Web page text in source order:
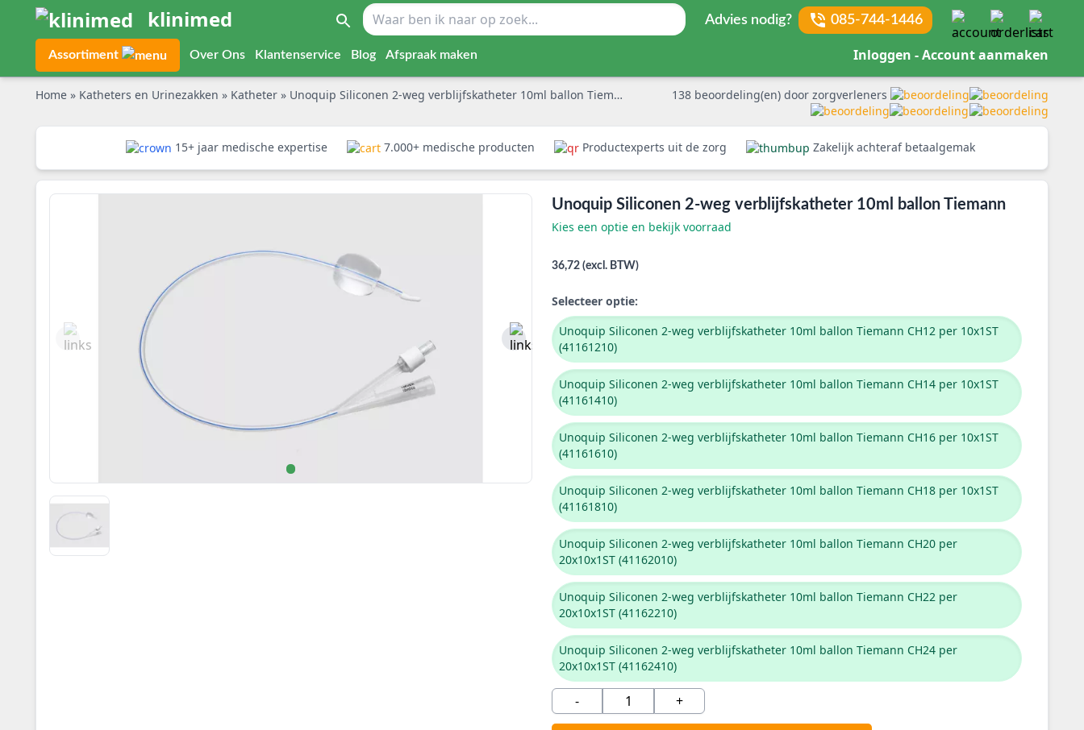
klinimed Advies nodig? 085-744-1446
Assortiment Over Ons Klantenservice Blog Afspraak maken Inloggen - Account aanmaken
Home » Katheters en Urinezakken » Katheter » Unoquip Siliconen 2-weg verblijfskatheter 10ml ballon Tiemann 138 beoordeling(en) door zorgverleners
15+ jaar medische expertise 7.000+ medische producten Productexperts uit de zorg Zakelijk achteraf betaalgemak
Unoquip Siliconen 2-weg verblijfskatheter 10ml ballon Tiemann
Kies een optie en bekijk voorraad
36,72 (excl. BTW)
Selecteer optie:
Unoquip Siliconen 2-weg verblijfskatheter 10ml ballon Tiemann CH12 per 10x1ST
(41161210)
Unoquip Siliconen 2-weg verblijfskatheter 10ml ballon Tiemann CH14 per 10x1ST
(41161410)
Unoquip Siliconen 2-weg verblijfskatheter 10ml ballon Tiemann CH16 per 10x1ST
(41161610)
Unoquip Siliconen 2-weg verblijfskatheter 10ml ballon Tiemann CH18 per 10x1ST
(41161810)
Unoquip Siliconen 2-weg verblijfskatheter 10ml ballon Tiemann CH20 per
20x10x1ST (41162010)
Unoquip Siliconen 2-weg verblijfskatheter 10ml ballon Tiemann CH22 per
20x10x1ST (41162210)
Unoquip Siliconen 2-weg verblijfskatheter 10ml ballon Tiemann CH24 per
20x10x1ST (41162410)
- +